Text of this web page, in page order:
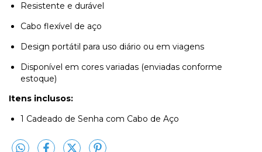
Resistente e durável
Cabo flexível de aço
Design portátil para uso diário ou em viagens
Disponível em cores variadas (enviadas conforme
estoque)
Itens inclusos:
1 Cadeado de Senha com Cabo de Aço